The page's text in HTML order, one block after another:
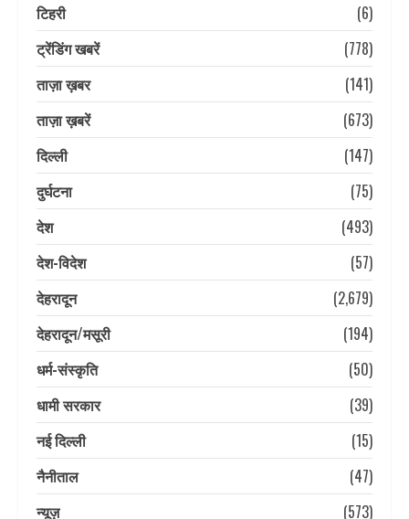
टिहरी
(6)
ट्रेंडिंग खबरें
(778)
ताज़ा ख़बर
(141)
ताज़ा ख़बरें
(673)
दिल्ली
(147)
दुर्घटना
(75)
देश
(493)
देश-विदेश
(57)
देहरादून
(2,679)
देहरादून/मसूरी
(194)
धर्म-संस्कृति
(50)
धामी सरकार
(39)
नई दिल्ली
(15)
नैनीताल
(47)
न्यूज़
(573)